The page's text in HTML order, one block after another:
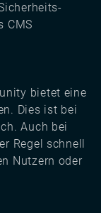
CMS
bietet eine
Dies ist bei
Auch bei
Regel schnell
Nutzern oder